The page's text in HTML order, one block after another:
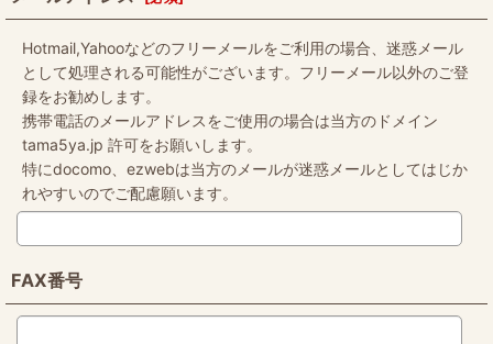
Hotmail,Yahooなどのフリーメールをご利用の場合、迷惑メール
として処理される可能性がございます。フリーメール以外のご登
録をお勧めします。
携帯電話のメールアドレスをご使用の場合は当方のドメイン
tama5ya.jp 許可をお願いします。
特にdocomo、ezwebは当方のメールが迷惑メールとしてはじか
れやすいのでご配慮願います。
FAX番号